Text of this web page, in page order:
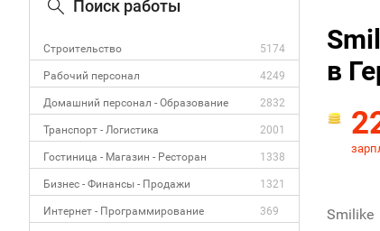
Поиск работы
Строительство 5174
Рабочий персонал 4249
Домашний персонал - Образование 2832
Транспорт - Логистика 2001
Гостиница - Магазин - Ресторан 1338
Бизнес - Финансы - Продажи 1321
Интернет - Программирование 369
в
Smilike